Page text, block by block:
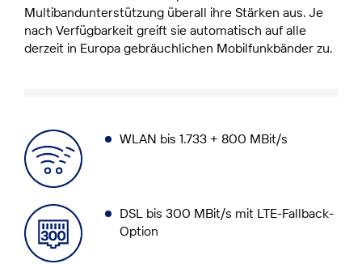
Multibandunterstützung überall ihre Stärken aus. Je
nach Verfügbarkeit greift sie automatisch auf alle
derzeit in Europa gebräuchlichen Mobilfunkbänder zu.
WLAN bis 1.733 + 800 MBit/s
DSL bis 300 MBit/s mit LTE-Fallback-
Option